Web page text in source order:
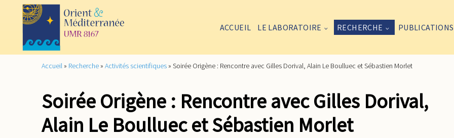
ACCUEIL LE LABORATOIRE RECHERCHE PUBLICATIONS
Accueil » Recherche » Activités scientifiques » Soirée Origène : Rencontre avec Gilles Dorival, Alain Le Boulluec et Sébastien Morlet
Soirée Origène : Rencontre avec Gilles Dorival,
Alain Le Boulluec et Sébastien Morlet